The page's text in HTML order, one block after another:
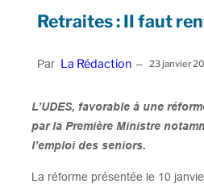
Retraites : II faut
Par La Rédaction – 23 janvier
L’UDES, favorable à une
par la Première Ministre
l’emploi des seniors.
La réforme présentée le 10